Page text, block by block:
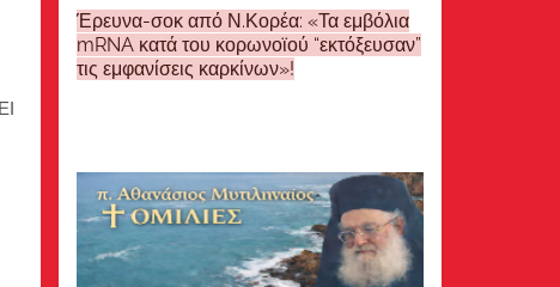
Έρευνα-σοκ από Ν.Κορέα: «Τα εμβόλια
mRNA κατά του κορωνοϊού “εκτόξευσαν”
τις εμφανίσεις καρκίνων»!